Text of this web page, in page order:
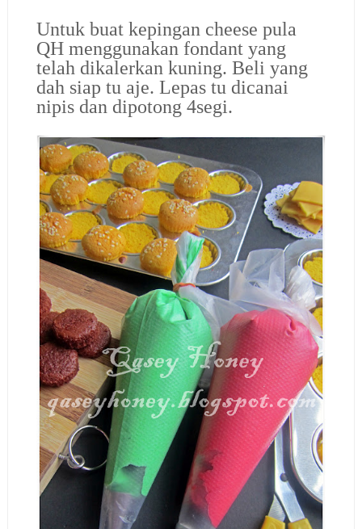
Untuk buat kepingan cheese pula
QH menggunakan fondant yang
telah dikalerkan kuning. Beli yang
dah siap tu aje. Lepas tu dicanai
nipis dan dipotong 4segi.